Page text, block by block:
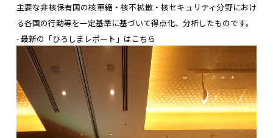
主要な非核保有国の核軍縮・核不拡散・核セキュリティ分野におけ
る各国の行動等を一定基準に基づいて得点化、分析したものです。
-最新の「ひろしまレポート」はこちら